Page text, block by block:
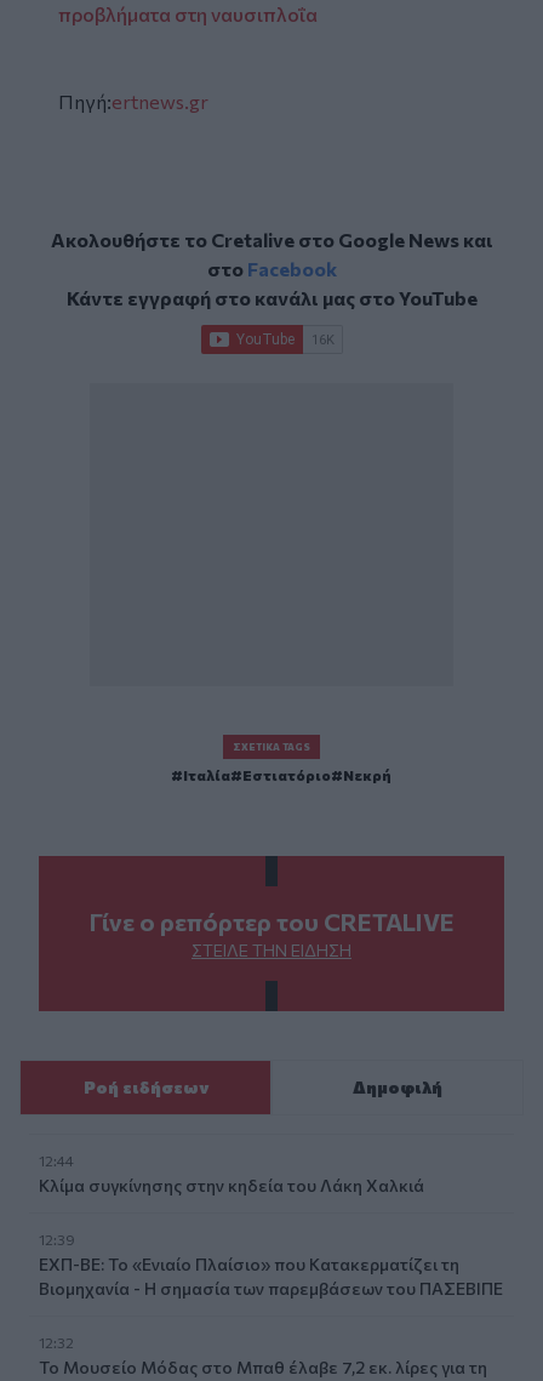
προβλήματα στη ναυσιπλοΐα
Πηγή:ertnews.gr
Ακολουθήστε το Cretalive στο Google Newsκαι
στο Facebook
Κάντε εγγραφή στο κανάλι μας στοYouTube
ΣΧΕΤΙΚΆ TAGS
Ιταλία Εστιατόριο Νεκρή
Γίνε ο ρεπόρτερ του CRETALIVE
ΣΤΕΊΛΕ ΤΗΝ ΕΊΔΗΣΗ
Ροή ειδήσεων Δημοφιλή
12:44
Κλίμα συγκίνησης στην κηδεία του Λάκη Χαλκιά
12:39
ΕΧΠ-ΒΕ: Το «Ενιαίο Πλαίσιο» που Κατακερματίζει τη
Βιομηχανία - Η σημασία των παρεμβάσεων του ΠΑΣΕΒΙΠΕ
12:32
Το Μουσείο Μόδας στο Μπαθ έλαβε 7,2 εκ. λίρες για τη